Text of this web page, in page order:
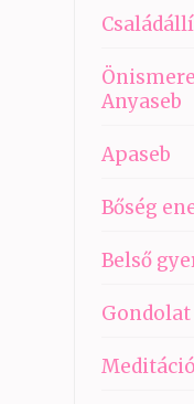
Anyaseb
Apaseb
Bőség
Belső